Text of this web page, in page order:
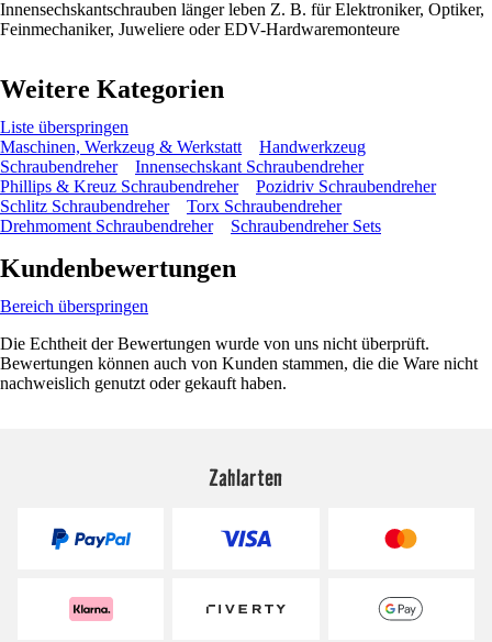
Innensechskantschrauben länger leben Z. B. für Elektroniker, Optiker,
Feinmechaniker, Juweliere oder EDV-Hardwaremonteure
Weitere Kategorien
Liste überspringen
Maschinen, Werkzeug & Werkstatt
Handwerkzeug
Schraubendreher
Innensechskant Schraubendreher
Phillips & Kreuz Schraubendreher
Pozidriv Schraubendreher
Schlitz Schraubendreher
Torx Schraubendreher
Drehmoment Schraubendreher
Schraubendreher Sets
Kundenbewertungen
Bereich überspringen
Die Echtheit der Bewertungen wurde von uns nicht überprüft.
Bewertungen können auch von Kunden stammen, die die Ware nicht
nachweislich genutzt oder gekauft haben.
Zahlarten